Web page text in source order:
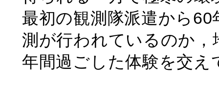
最初の観測隊派遣から
測が行われているのか
年間過ごした体験を交え